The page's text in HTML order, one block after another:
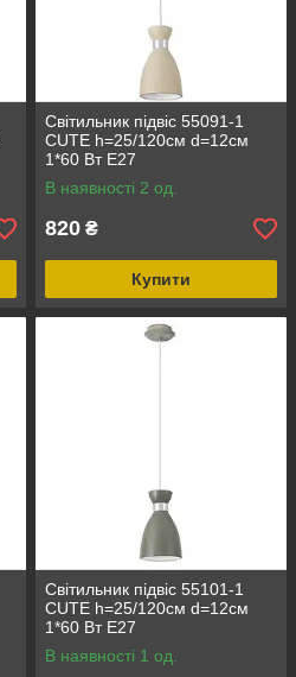
Світильник підвіс 55091-1
CUTE h=25/120см d=12см
1*60 Вт Е27
В наявності 2 од.
820 ₴
Купити
Світильник підвіс 55101-1
CUTE h=25/120см d=12см
1*60 Вт Е27
В наявності 1 од.